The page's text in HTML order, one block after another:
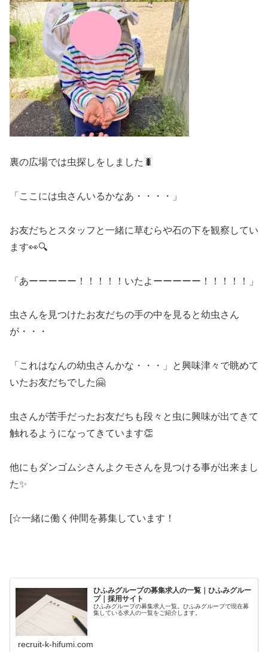
裏の広場では虫探しをしました🐛
「ここには虫さんいるかなあ・・・・」
お友だちとスタッフと一緒に草むらや石の下を観察してい
ます👀🔍
「あーーーーー！！！！！いたよーーーーー！！！！！」
虫さんを見つけたお友だちの手の中を見ると幼虫さん
が・・・
「これはなんの幼虫さんかな・・・」と興味津々で眺めて
いたお友だちでした🤗
虫さんが苦手だったお友だちも段々と虫に興味が出てきて
触れるようになってきています👏
他にもダンゴムシさんよクモさんを見つける事が出来まし
た✨
[☆一緒に働く仲間を募集しています！
ひふみグループの募集求人の一覧｜ひふみグルー
プ｜採用サイト
ひふみグループの募集求人一覧。ひふみグループで現在募
集している求人の一覧をご紹介します。
recruit-k-hifumi.com